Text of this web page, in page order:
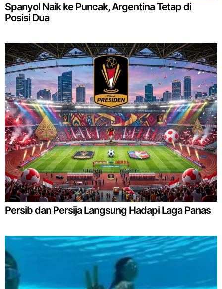
Spanyol Naik ke Puncak, Argentina Tetap di
Posisi Dua
Persib dan Persija Langsung Hadapi Laga Panas